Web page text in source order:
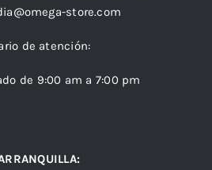
store.com
de atención:
de 9:00 am a 7:00 pm